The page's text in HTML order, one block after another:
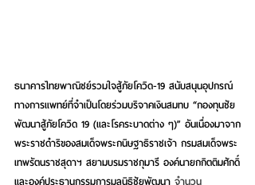
ธนาคารไทยพาณิชย์รวมใจสู้ภัยโควิด-19 สนับสนุนอุปกรณ์
ทางการแพทย์ที่จำเป็นโดยร่วมบริจาคเงินสมทบ “กองทุนชัย
พัฒนาสู้ภัยโควิด 19 (และโรคระบาดต่าง ๆ)” อันเนื่องมาจาก
พระราชดำริของสมเด็จพระกนิษฐาธิราชเจ้า กรมสมเด็จพระ
เทพรัตนราชสุดาฯ สยามบรมราชกุมารี องค์นายกกิตติมศักดิ์
และองค์ประธานกรรมการมูลนิธิชัยพัฒนา จำนวน